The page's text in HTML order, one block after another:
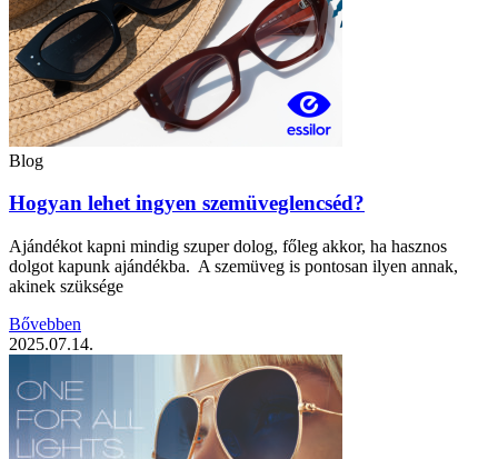
Blog
Hogyan lehet ingyen szemüveglencséd?
Ajándékot kapni mindig szuper dolog, főleg akkor, ha hasznos
dolgot kapunk ajándékba. A szemüveg is pontosan ilyen annak,
akinek szüksége
Bővebben
2025.07.14.